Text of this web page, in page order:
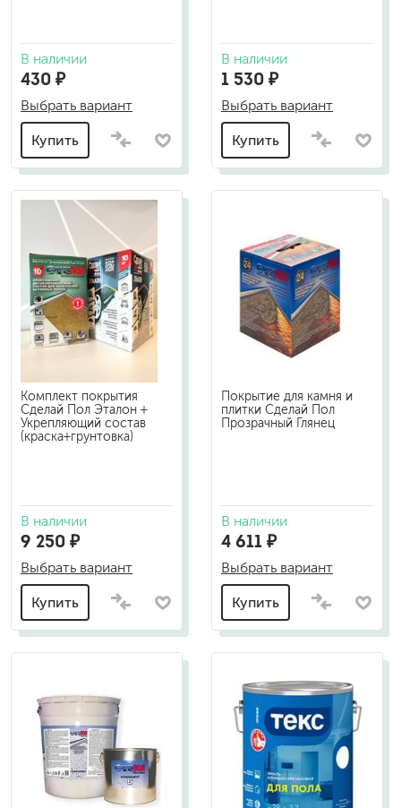
В наличии
430 ₽
Выбрать вариант
Купить
В наличии
1 530 ₽
Выбрать вариант
Купить
Комплект покрытия
Сделай Пол Эталон +
Укрепляющий состав
(краска+грунтовка)
В наличии
9 250 ₽
Выбрать вариант
Купить
Покрытие для камня и
плитки Сделай Пол
Прозрачный Глянец
В наличии
4 611 ₽
Выбрать вариант
Купить